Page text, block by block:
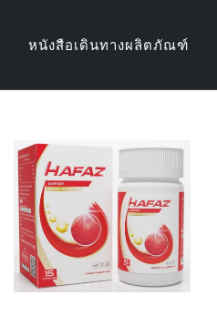
หนังสือเดินทางผลิตภัณฑ์